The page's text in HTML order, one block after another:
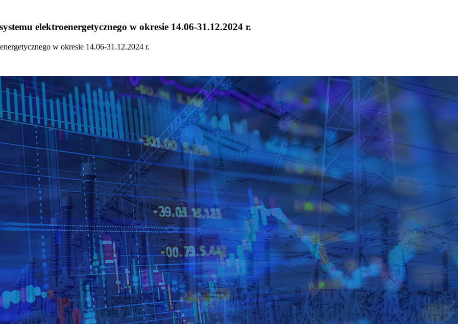
elektroenergetycznego w okresie 14.06-31.12.2024 r.
w okresie 14.06-31.12.2024 r.